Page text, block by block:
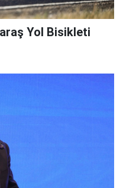
Yol Bisikleti